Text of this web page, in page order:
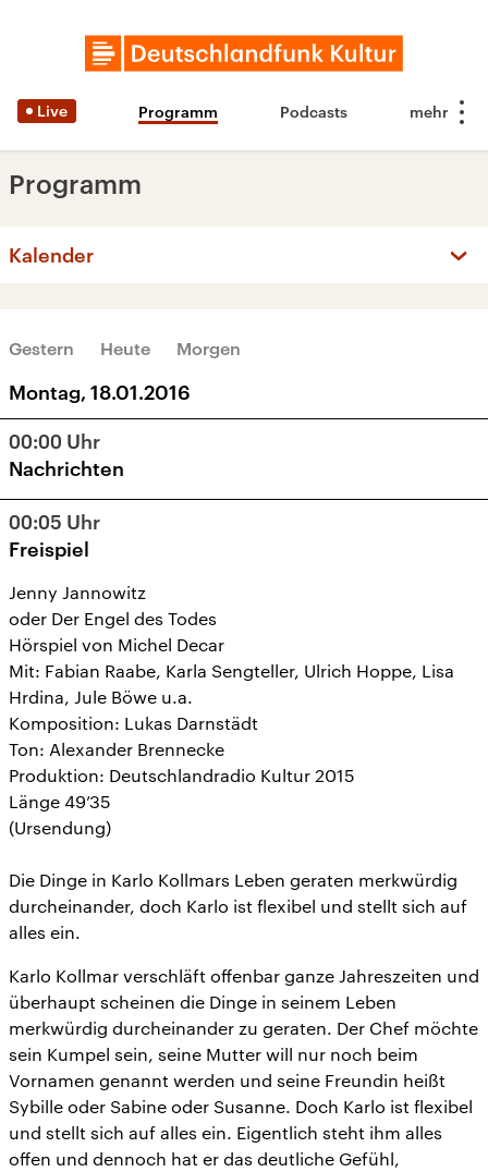
Live Programm Podcasts
Programm
Kalender
Mo Di Mi Do
4
Gestern Heute Morgen
Montag, 18.01.2016
00:00 Uhr
Nachrichten
00:05 Uhr
Freispiel
Jenny Jannowitz
oder Der Engel des Todes
Hörspiel von Michel Decar
Mit: Fabian Raabe, Karla Sengteller, Ulrich Hoppe, Lisa
Hrdina, Jule Böwe u.a.
Komposition: Lukas Darnstädt
Ton: Alexander Brennecke
Produktion: Deutschlandradio Kultur 2015
Länge 49’35
(Ursendung)
Die Dinge in Karlo Kollmars Leben geraten merkwürdig
durcheinander, doch Karlo ist flexibel und stellt sich auf
alles ein.
Karlo Kollmar verschläft offenbar ganze Jahreszeiten und
überhaupt scheinen die Dinge in seinem Leben
merkwürdig durcheinander zu geraten. Der Chef möchte
sein Kumpel sein, seine Mutter will nur noch beim
Vornamen genannt werden und seine Freundin heißt
Sybille oder Sabine oder Susanne. Doch Karlo ist flexibel
und stellt sich auf alles ein. Eigentlich steht ihm alles
offen und dennoch hat er das deutliche Gefühl,